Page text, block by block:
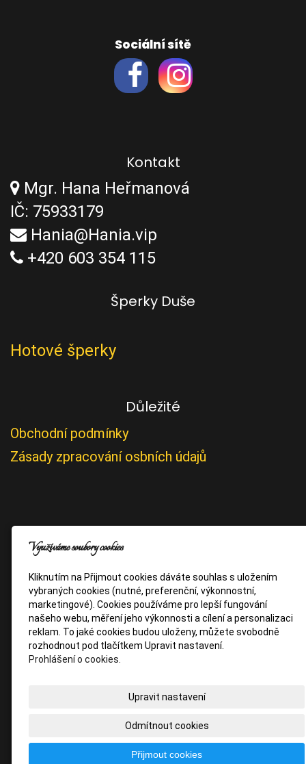
Sociální sítě
Kontakt
Mgr. Hana Heřmanová
IČ: 75933179
Hania@Hania.vip
+420 603 354 115
Šperky Duše
Hotové šperky
Důležité
Obchodní podmínky
Zásady zpracování osbních údajů
Využíváme soubory cookies
Kliknutím na Přijmout cookies dáváte souhlas s uložením
vybraných cookies (nutné, preferenční, výkonnostní,
marketingové). Cookies používáme pro lepší fungování
našeho webu, měření jeho výkonnosti a cílení a personalizaci
reklam. To jaké cookies budou uloženy, můžete svobodně
rozhodnout pod tlačítkem Upravit nastavení.
Prohlášení o cookies.
Upravit nastavení
Odmítnout cookies
Přijmout cookies